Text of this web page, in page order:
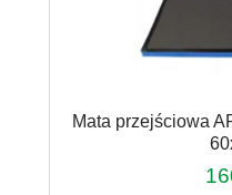
Mata przejściowa